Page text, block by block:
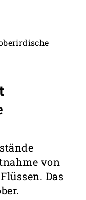
von
Das